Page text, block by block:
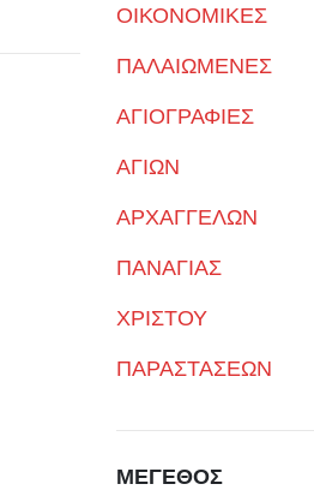
ΟΙΚΟΝΟΜΙΚΕΣ
ΠΑΛΑΙΩΜΕΝΕΣ
ΑΓΙΟΓΡΑΦΙΕΣ
ΑΓΙΩΝ
ΑΡΧΑΓΓΕΛΩΝ
ΠΑΝΑΓΙΑΣ
ΧΡΙΣΤΟΥ
ΠΑΡΑΣΤΑΣΕΩΝ
ΜΕΓΕΘΟΣ